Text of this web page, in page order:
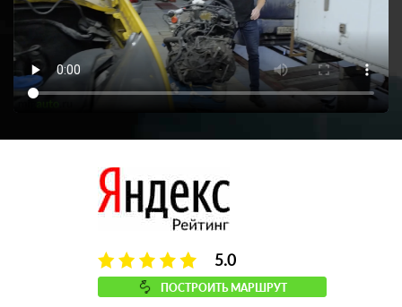
5.0
ПОСТРОИТЬ МАРШРУТ